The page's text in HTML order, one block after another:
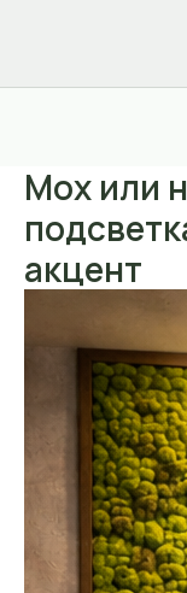
Мох или
акцент